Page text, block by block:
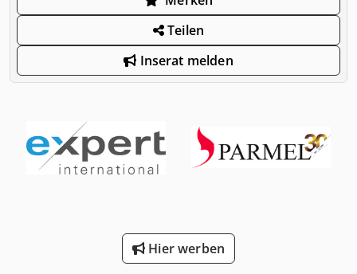
Teilen
Inserat melden
Hier werben